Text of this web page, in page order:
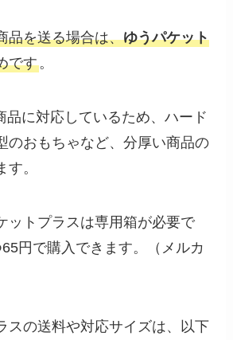
品を送る場合は、ゆうパケット
です。
品に対応しているため、ハード
のおもちゃなど、分厚い商品の
。
ットプラスは専用箱が必要で
円で購入できます。（メルカ
スの送料や対応サイズは、以下